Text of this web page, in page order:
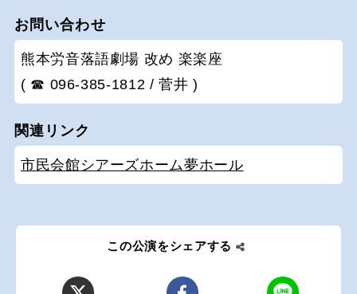
お問い合わせ
熊本労音落語劇場 改め 楽楽座
( ☎ 096-385-1812 / 菅井 )
関連リンク
市民会館シアーズホーム夢ホール
この公演をシェアする